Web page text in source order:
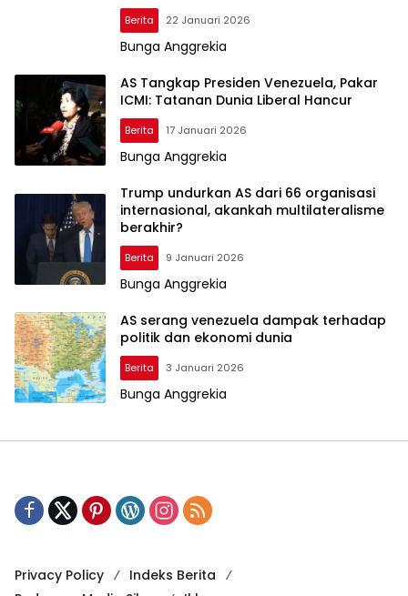
Berita 22 Januari 2026
Bunga Anggrekia
AS Tangkap Presiden Venezuela, Pakar
ICMI: Tatanan Dunia Liberal Hancur
Berita 17 Januari 2026
Bunga Anggrekia
Trump undurkan AS dari 66 organisasi
internasional, akankah multilateralisme
berakhir?
Berita 9 Januari 2026
Bunga Anggrekia
AS serang venezuela dampak terhadap
politik dan ekonomi dunia
Berita 3 Januari 2026
Bunga Anggrekia
Privacy Policy
Indeks Berita